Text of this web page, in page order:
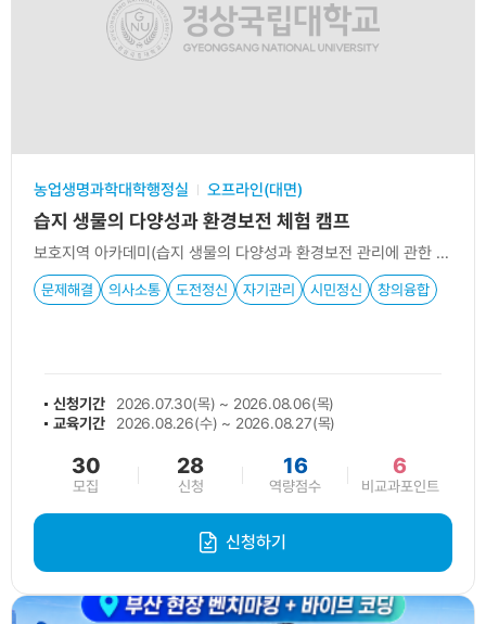
농업생명과학대학행정실 오프라인(대면)
습지 생물의 다양성과 환경보전 체험 캠프
보호지역 아카데미(습지 생물의 다양성과 환경보전 관리에 관한 진로 탐색)
문제해결 의사소통 도전정신 자기관리 시민정신 창의융합
신청기간
2026.07.30(목) ~ 2026.08.06(목)
교육기간
2026.08.26(수) ~ 2026.08.27(목)
30
모집
28
신청
16
역량점수
6
비교과포인트
신청하기